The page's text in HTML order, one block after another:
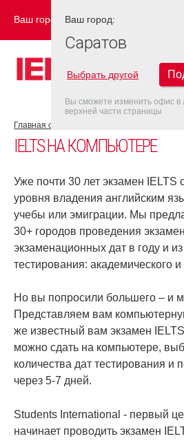
Ваш город: САРАТОВ
Главная страница
IELTS НА КОМПЬЮТЕРЕ
Уже почти 30 лет экзамен IELTS
уровня владения английским
учебы или эмиграции. Мы
30+ городов проведения
экзаменационных дат в году и
тестирования: академического
Но вы попросили большего – и
Представляем вам
же известный вам экзамен
можно сдать на компьютере,
количества дат тестирования и
через 5-7 дней.
Students International - первый
начинает проводить экзамен
Ваш город:
Саратов
Выбрать другой
Вы сможете изменить офис в
верхней части страницы